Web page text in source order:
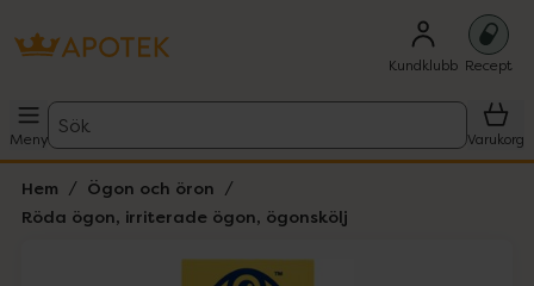
Kundklubb Recept
Meny
Sök
Varukorg
Hem
Ögon och öron
Röda ögon, irriterade ögon, ögonskölj